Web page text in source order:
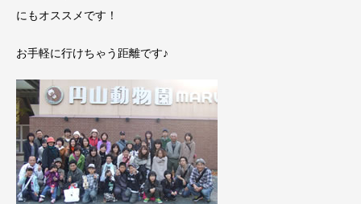
にもオススメです！
お手軽に行けちゃう距離です♪